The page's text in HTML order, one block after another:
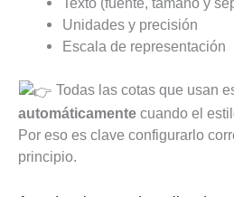
Unidades y precisión
Escala de representación
Todas las cotas que usan
automáticamente cuando el
Por eso es clave configurarlo
principio.